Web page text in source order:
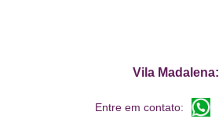
Vila Madalena:
Entre em contato: